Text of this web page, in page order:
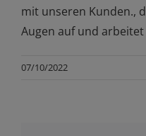
mit unseren Kunden.,
Augen auf und
07/10/2022